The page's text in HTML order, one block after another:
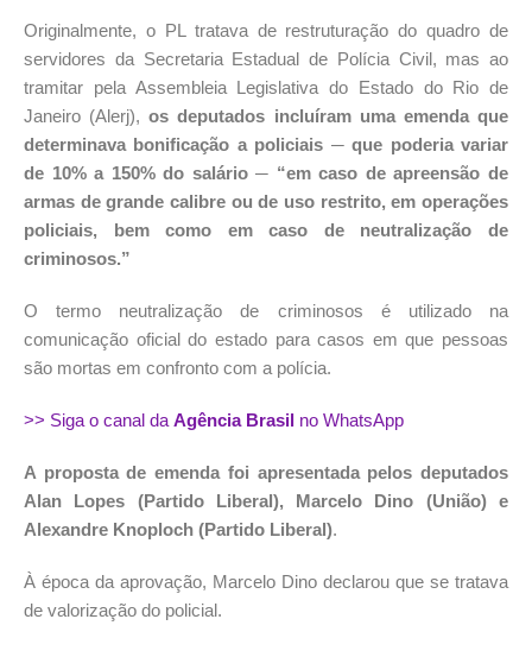
Originalmente, o PL tratava de restruturação do quadro de
servidores da Secretaria Estadual de Polícia Civil, mas ao
tramitar pela Assembleia Legislativa do Estado do Rio de
Janeiro (Alerj), os deputados incluíram uma emenda que
determinava bonificação a policiais ─ que poderia variar
de 10% a 150% do salário ─ “em caso de apreensão de
armas de grande calibre ou de uso restrito, em operações
policiais, bem como em caso de neutralização de
criminosos.”
O termo neutralização de criminosos é utilizado na
comunicação oficial do estado para casos em que pessoas
são mortas em confronto com a polícia.
>> Siga o canal daAgência Brasil no WhatsApp
A proposta de emenda foi apresentada pelos deputados
Alan Lopes (Partido Liberal), Marcelo Dino (União) e
Alexandre Knoploch (Partido Liberal).
À época da aprovação, Marcelo Dino declarou que se tratava
de valorização do policial.